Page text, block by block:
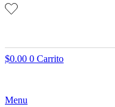
$0.00 0 Carrito
Menu